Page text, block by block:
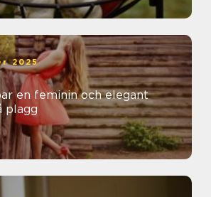
2025
en feminin och elegant
plagg